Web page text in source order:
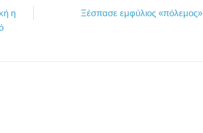
η
Ξέσπασε εμφύλιος «πόλεμος»